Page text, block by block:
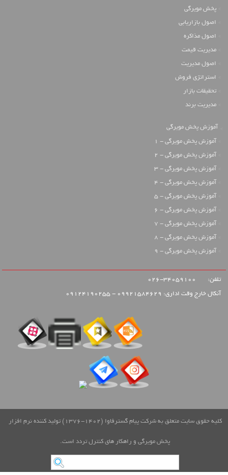
پخش مویرگی
اصول بازاریابی
اصول مذاکره
مدیریت قیمت
اصول مدیریت
استراتژی فروش
تحقیقات بازار
مدیریت برند
آموزش پخش مویرگی
آموزش پخش مویرگی - 1
آموزش پخش مویرگی - 2
آموزش پخش مویرگی - 3
آموزش پخش مویرگی - 4
آموزش پخش مویرگی - 5
آموزش پخش مویرگی - 6
آموزش پخش مویرگی - 7
آموزش پخش مویرگی - 8
آموزش پخش مویرگی - 9
تلفن:
آنکال خارج وقت اداری: 09921584629 - 09124190255
کلیه حقوق سایت متعلق به شرکت پیام گسترفاوا (1402-1376) تولید کننده نرم افزار
پخش مویرگی و راهکار های کنترل تردد است.